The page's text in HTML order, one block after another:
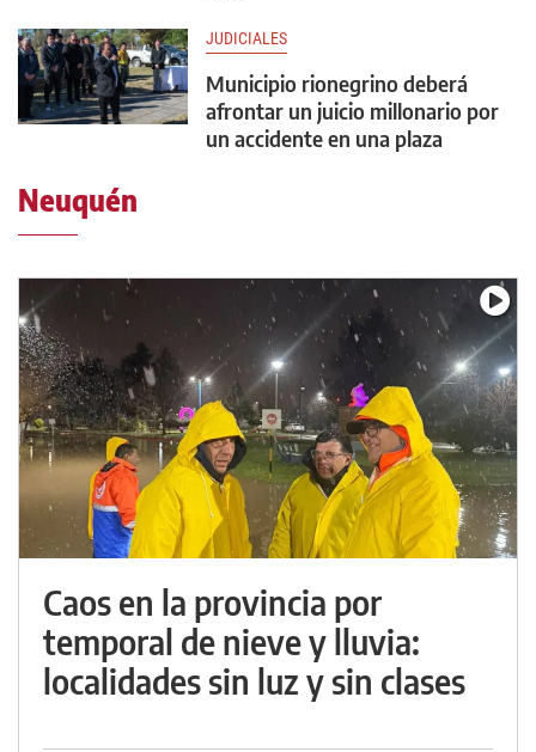
JUDICIALES
Municipio rionegrino deberá
afrontar un juicio millonario por
un accidente en una plaza
Neuquén
Caos en la provincia por
temporal de nieve y lluvia:
localidades sin luz y sin clases